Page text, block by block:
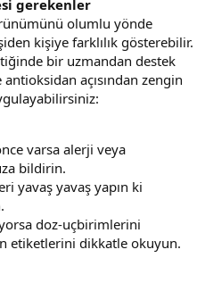
gerekenler
olumlu yönde
kişiye farklılık gösterebilir.
bir uzmandan destek
açısından zengin
varsa alerji veya
bildirin.
yavaş yavaş yapın ki
doz-uçbirimlerini
etiketlerini dikkatle okuyun.